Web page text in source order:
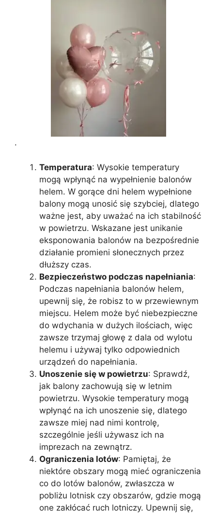
.
Temperatura: Wysokie temperatury
mogą wpłynąć na wypełnienie balonów
helem. W gorące dni helem wypełnione
balony mogą unosić się szybciej, dlatego
ważne jest, aby uważać na ich stabilność
w powietrzu. Wskazane jest unikanie
eksponowania balonów na bezpośrednie
działanie promieni słonecznych przez
dłuższy czas.
Bezpieczeństwo podczas napełniania:
Podczas napełniania balonów helem,
upewnij się, że robisz to w przewiewnym
miejscu. Helem może być niebezpieczne
do wdychania w dużych ilościach, więc
zawsze trzymaj głowę z dala od wylotu
helemu i używaj tylko odpowiednich
urządzeń do napełniania.
Unoszenie się w powietrzu: Sprawdź,
jak balony zachowują się w letnim
powietrzu. Wysokie temperatury mogą
wpłynąć na ich unoszenie się, dlatego
zawsze miej nad nimi kontrolę,
szczególnie jeśli używasz ich na
imprezach na zewnątrz.
Ograniczenia lotów: Pamiętaj, że
niektóre obszary mogą mieć ograniczenia
co do lotów balonów, zwłaszcza w
pobliżu lotnisk czy obszarów, gdzie mogą
one zakłócać ruch lotniczy. Upewnij się,